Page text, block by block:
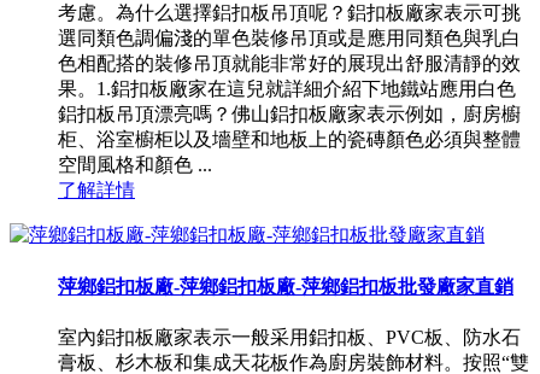
考慮。為什么選擇鋁扣板吊頂呢？鋁扣板廠家表示可挑
選同類色調偏淺的單色裝修吊頂或是應用同類色與乳白
色相配搭的裝修吊頂就能非常好的展現出舒服清靜的效
果。1.鋁扣板廠家在這兒就詳細介紹下地鐵站應用白色
鋁扣板吊頂漂亮嗎？佛山鋁扣板廠家表示例如，廚房櫥
柜、浴室櫥柜以及墻壁和地板上的瓷磚顏色必須與整體
空間風格和顏色 ...
了解詳情
萍鄉鋁扣板廠-萍鄉鋁扣板廠-萍鄉鋁扣板批發廠家直銷
室內鋁扣板廠家表示一般采用鋁扣板、PVC板、防水石
膏板、杉木板和集成天花板作為廚房裝飾材料。按照“雙